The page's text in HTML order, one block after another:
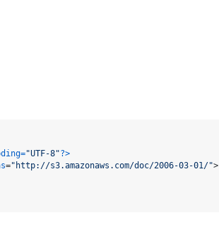
"UTF-8"?>
="http://s3.amazonaws.com/doc/2006-03-01/">